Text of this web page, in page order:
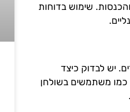
שימוש בדוחות
יש לבדוק כיצד
משתמשים בשולחן